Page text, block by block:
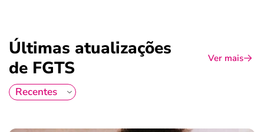
Últimas atualizações
de FGTS
Ver mais